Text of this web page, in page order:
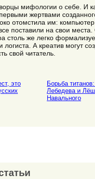
мифологии о себе. И
жертвами
отомстила им:
поставили на свои места.
столь же легко
логиста. А креатив могут
свой читатель.
это
Борьба
Лебедева и
Навального